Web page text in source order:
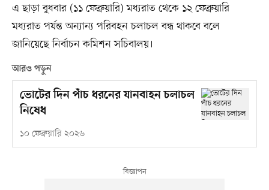
এ ছাড়া বুধবার (১১ ফেব্রুয়ারি) মধ্যরাত থেকে ১২ ফেব্রুয়ারি
মধ্যরাত পর্যন্ত অন্যান্য পরিবহন চলাচল বন্ধ থাকবে বলে
জানিয়েছে নির্বাচন কমিশন সচিবালয়।
আরও পড়ুন
ভোটের দিন পাঁচ ধরনের যানবাহন চলাচল
নিষেধ
১০ ফেব্রুয়ারি ২০২৬